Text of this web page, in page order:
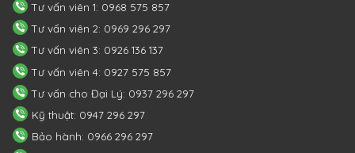
Tư vấn viên 1: 0968 575 857
Tư vấn viên 2: 0969 296 297
Tư vấn viên 3: 0926 136 137
Tư vấn viên 4: 0927 575 857
Tư vấn cho Đại Lý: 0937 296 297
Kỹ thuật: 0947 296 297
Bảo hành: 0966 296 297